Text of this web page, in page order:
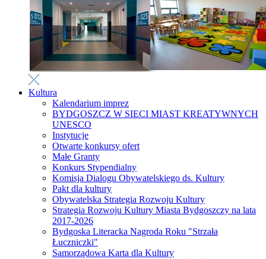
Kultura
Kalendarium imprez
BYDGOSZCZ W SIECI MIAST KREATYWNYCH
UNESCO
Instytucje
Otwarte konkursy ofert
Małe Granty
Konkurs Stypendialny
Komisja Dialogu Obywatelskiego ds. Kultury
Pakt dla kultury
Obywatelska Strategia Rozwoju Kultury
Strategia Rozwoju Kultury Miasta Bydgoszczy na lata
2017-2026
Bydgoska Literacka Nagroda Roku "Strzała
Łuczniczki"
Samorządowa Karta dla Kultury